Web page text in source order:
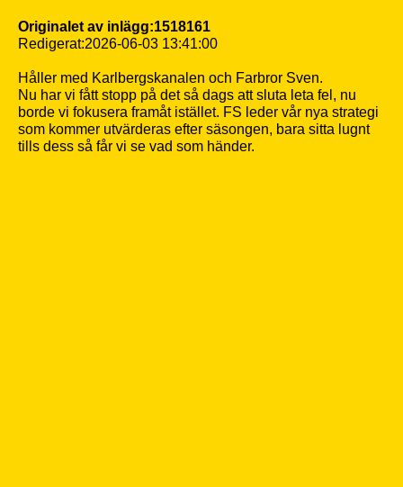
Originalet av inlägg:1518161
Redigerat:2026-06-03 13:41:00
Håller med Karlbergskanalen och Farbror Sven.
Nu har vi fått stopp på det så dags att sluta leta fel, nu
borde vi fokusera framåt istället. FS leder vår nya strategi
som kommer utvärderas efter säsongen, bara sitta lugnt
tills dess så får vi se vad som händer.